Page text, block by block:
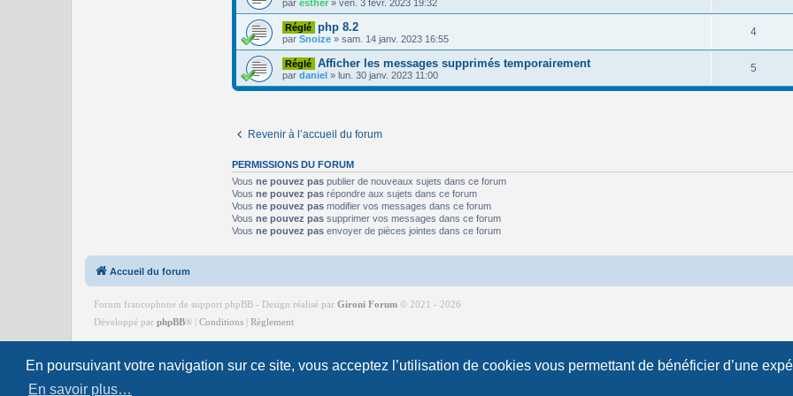
En poursuivant votre navigation sur ce site, vous acceptez l’utilisation de cookies vous permettant de bénéficier d’une
En savoir plus…
s
s
n
s
s
o
n
s
par esther » ven. 3 févr. 2023 19:32
é
o
n
Réglé php 8.2
par Snoize » sam. 14 janv. 2023 16:55
4R
é
e
Réglé Afficher les messages supprimés temporairement
par daniel » lun. 30 janv. 2023 11:00
5R
é
Revenir à l’accueil du forum
PERMISSIONS DU FORUM
Vous ne pouvez pas publier de nouveaux sujets dans ce forum
Vous ne pouvez pas répondre aux sujets dans ce forum
Vous ne pouvez pas modifier vos messages dans ce forum
Vous ne pouvez pas supprimer vos messages dans ce forum
Vous ne pouvez pas envoyer de pièces jointes dans ce forum
Accueil du forum
Forum francophone de support phpBB - Design réalisé par Gironi Forum © 2021 - 2026
Développé par phpBB® | Conditions | Règlement
© Tous droits réservésGironi Forum